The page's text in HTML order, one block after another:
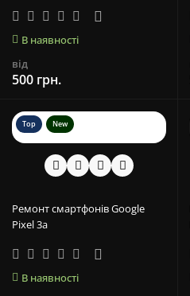
В наявності
від
500 грн.
Top New
Ремонт смартфонів Google
Pixel 3a
В наявності